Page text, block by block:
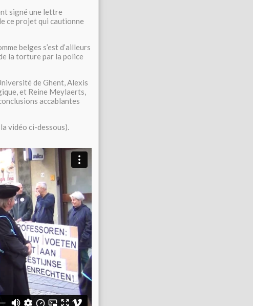
signé une lettre
ce projet qui cautionne
belges s’est d’ailleurs
la torture par la police
de Ghent, Alexis
et Reine Meylaerts,
accablantes
vidéo ci-dessous).